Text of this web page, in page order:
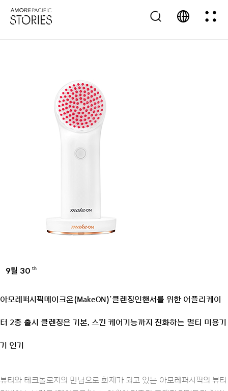
9월 30 th
아모레퍼시픽메이크온(MakeON)’클렌징인핸서를 위한 어플리케이
터 2종 출시 클렌징은 기본, 스킨 케어기능까지 진화하는 멀티 미용기
기 인기
뷰티와 테크놀로지의 만남으로 화제가 되고 있는 아모레퍼시픽의 뷰티